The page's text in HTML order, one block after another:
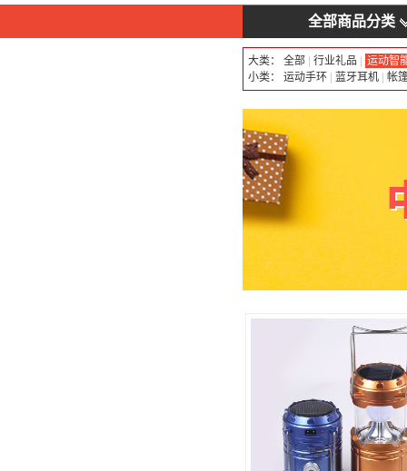
全部商品分类
大类： 全部 行业礼品
运动智
小类： 运动手环 蓝牙耳机 帐